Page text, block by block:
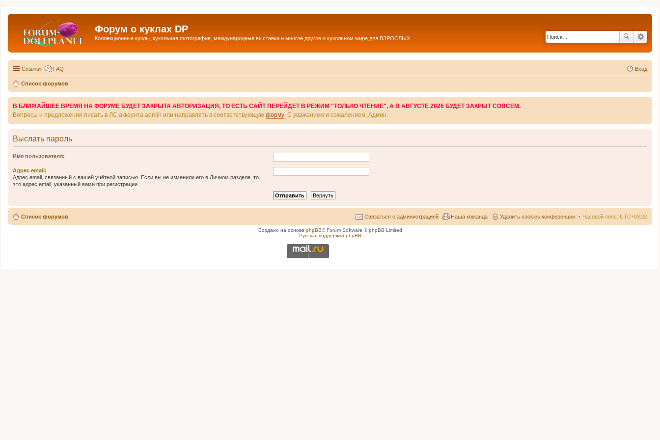
Форум о куклах DP
Коллекционные куклы, кукольная фотография, международные выставки и многое другое о кукольном мире для ВЗРОСЛЫХ
Ссылки FAQ Вход
Список форумов
В БЛИЖАЙШЕЕ ВРЕМЯ НА ФОРУМЕ БУДЕТ ЗАКРЫТА АВТОРИЗАЦИЯ, ТО ЕСТЬ САЙТ ПЕРЕЙДЕТ В РЕЖИМ "ТОЛЬКО ЧТЕНИЕ", А В АВГУСТЕ 2026 БУДЕТ ЗАКРЫТ СОВСЕМ.
Вопросы и предложения писать в ЛС аккаунта admin или направлять в соответствующую форму . С уважением и сожалением, Админ.
Выслать пароль
Имя пользователя:
Адрес email:
Адрес email, связанный с вашей учётной записью. Если вы не изменили его в Личном разделе, то
это адрес email, указанный вами при регистрации.
Список форумов Часовой пояс: UTC+03:00
Удалить cookies конференции
Наша команда
Связаться с администрацией
Создано на основе phpBB® Forum Software © phpBB Limited
Русская поддержка phpBB